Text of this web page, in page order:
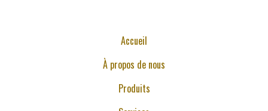
Accueil
À propos de nous
Produits